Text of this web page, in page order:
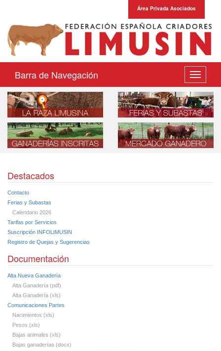
Área Privada Asociados
Barra de Navegación
Destacados
Contacto
Ferias y Subastas
Calendario 2026
Tarifas por Servicios
Suscripción INFOLIMUSIN
Registro de Quejas y Sugerencias
Documentación
Alta Nueva Ganadería
Alta Ganadería (pdf)
Alta Ganadería (xls)
Comunicaciones Partes
Nacimientos (xls)
Pesos (xls)
Bajas animales (xls)
Bajas ganaderías (docx)